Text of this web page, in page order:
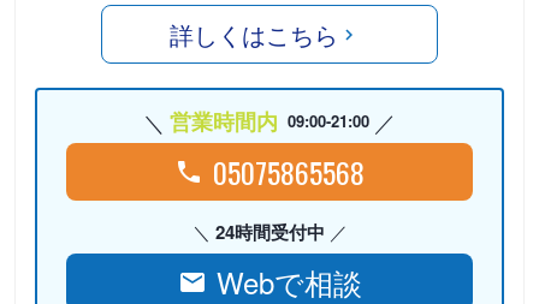
詳しくはこちら
営業時間内 09:00-21:00
05075865568
24時間受付中
Webで相談